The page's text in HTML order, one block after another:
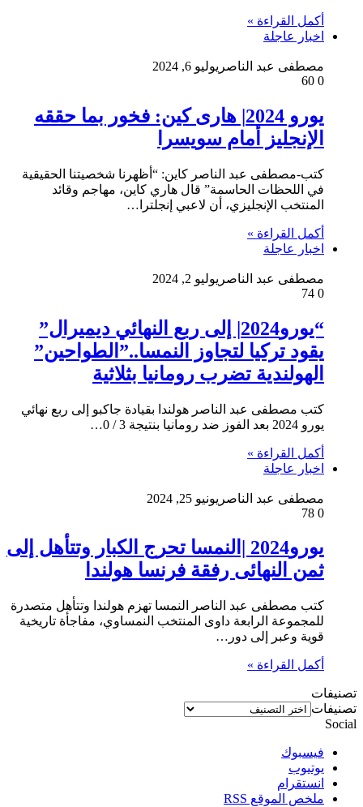
أكمل القراءة »
اخبار عاجلة
مصطفى عبد الناصر يوليو 6, 2024
0
يورو 2024| هارى كين: فخور بما حققه
الإنجليز أمام سويسرا
كتب-مصطفى عبد الناصر كاين: “أظهرنا شخصيتنا الحقيقية
في اللحظات الحاسمة” قال هاري كاين، مهاجم وقائد
المنتخب الإنجليزي، أن لاعبي إنجلترا…
أكمل القراءة »
اخبار عاجلة
مصطفى عبد الناصر يوليو 2, 2024
0
“يورو2024| إلى ربع النهائي ديميرال”
يقود تركيا لتجاوز النمسا..”الطواحين”
الهولندية تضرب رومانيا بثلاثية
كتب مصطفى عبد الناصر هولندا بقيادة جاكبو إلى ربع نهائي
يورو 2024 بعد الفوز ضد رومانيا بنتيجة 3 / 0…
أكمل القراءة »
اخبار عاجلة
مصطفى عبد الناصر يونيو 25, 2024
0
يورو2024 |النمسا تحرج الكبار وتتأهل إلى
ثمن النهائى رفقة فرنسا هولندا
كتب مصطفى عبد الناصر النمسا تهزم هولندا وتتأهل متصدرة
للمجموعة الرابعة داوى المنتخب النمساوي، مفاجأة تاريخية
قوية وعبر إلى دور…
أكمل القراءة »
تصنيفات
تصنيفات
Social
فيسبوك
يوتيوب
انستقرام
ملخص الموقع RSS